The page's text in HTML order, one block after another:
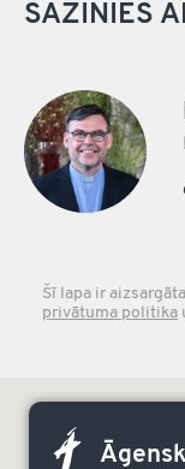
SAZINIES
Šī lapa ir
privātuma politika